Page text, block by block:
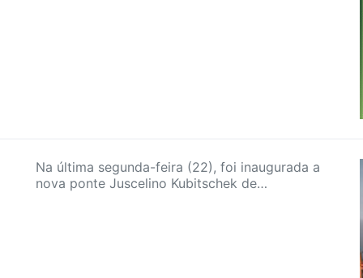
Na última segunda-feira (22), foi inaugurada a
nova ponte Juscelino Kubitschek de…